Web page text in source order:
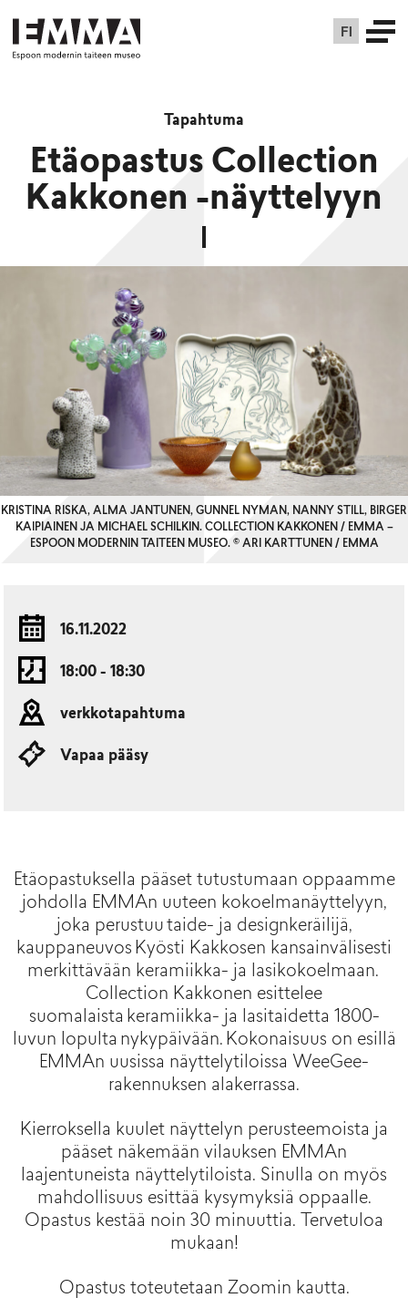
FI
Tapahtuma
Etäopastus Collection
Kakkonen -näyttelyyn
KRISTINA RISKA, ALMA JANTUNEN, GUNNEL NYMAN, NANNY STILL, BIRGER
KAIPIAINEN JA MICHAEL SCHILKIN. COLLECTION KAKKONEN / EMMA –
ESPOON MODERNIN TAITEEN MUSEO. © ARI KARTTUNEN / EMMA
16.11.2022
18:00 - 18:30
verkkotapahtuma
Vapaa pääsy
Etäopastuksella pääset tutustumaan oppaamme
johdolla EMMAn uuteen kokoelmanäyttelyyn,
joka perustuu taide- ja designkeräilijä,
kauppaneuvos Kyösti Kakkosen kansainvälisesti
merkittävään keramiikka- ja lasikokoelmaan.
Collection Kakkonen esittelee
suomalaista keramiikka- ja lasitaidetta 1800-
luvun lopulta nykypäivään. Kokonaisuus on esillä
EMMAn uusissa näyttelytiloissa WeeGee-
rakennuksen alakerrassa.
Kierroksella kuulet näyttelyn perusteemoista ja
pääset näkemään vilauksen EMMAn
laajentuneista näyttelytiloista. Sinulla on myös
mahdollisuus esittää kysymyksiä oppaalle.
Opastus kestää noin 30 minuuttia. Tervetuloa
mukaan!
Opastus toteutetaan Zoomin kautta.